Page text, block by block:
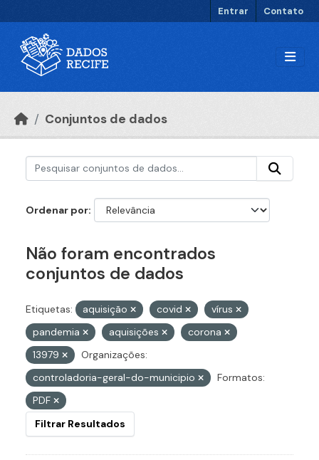
Entrar Contato
Conjuntos de dados
Ordenar por
Não foram encontrados
conjuntos de dados
Etiquetas: aquisição covid
vírus
pandemia
aquisições
corona
13979
Organizações:
controladoria-geral-do-municipio
Formatos:
PDF
Filtrar Resultados